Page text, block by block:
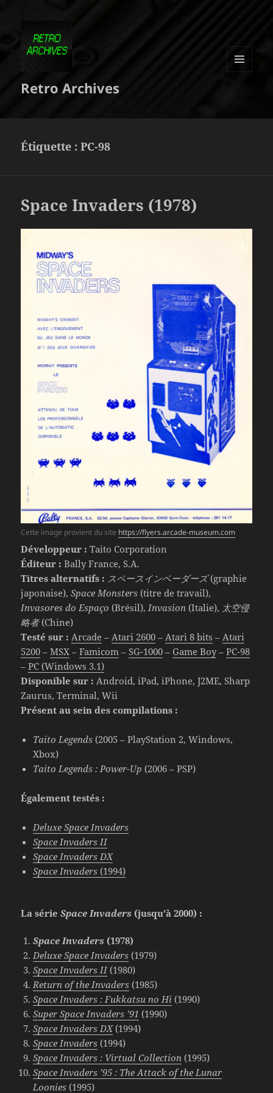
Retro Archives
Étiquette :PC-98
Space Invaders (1978)
Cette image provient du site https://flyers.arcade-museum.com
Développeur : Taito Corporation
Éditeur : Bally France, S.A.
Titres alternatifs : スペースインベーダーズ(graphie
japonaise),Space Monsters (titre de travail),
Invasores do Espaço (Brésil), Invasion (Italie), 太空侵
略者(Chine)
Testé sur : Arcade – Atari 2600 – Atari 8 bits – Atari
5200 –MSX –Famicom –SG-1000 – Game Boy–PC-98
–PC (Windows 3.1)
Disponible sur : Android, iPad, iPhone, J2ME, Sharp
Zaurus, Terminal, Wii
Présent au sein des compilations :
Taito Legends (2005 – PlayStation 2, Windows,
Xbox)
Taito Legends : Power-Up (2006 – PSP)
Également testés :
Deluxe Space Invaders
Space Invaders II
Space Invaders DX
Space Invaders (1994)
La sérieSpace Invaders (jusqu’à 2000) :
Space Invaders (1978)
Deluxe Space Invaders (1979)
Space Invaders II(1980)
Return of the Invaders (1985)
Space Invaders : Fukkatsu no Hi (1990)
Super Space Invaders ’91 (1990)
Space Invaders DX(1994)
Space Invaders (1994)
Space Invaders : Virtual Collection (1995)
Space Invaders ’95 : The Attack of the Lunar
Loonies (1995)